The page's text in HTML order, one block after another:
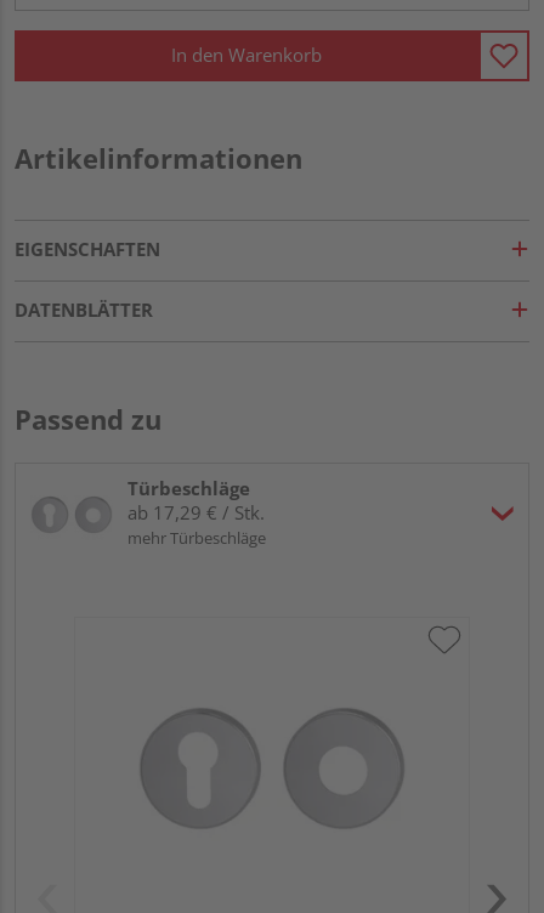
In den Warenkorb
Artikelinformationen
EIGENSCHAFTEN
DATENBLÄTTER
Passend zu
Türbeschläge
ab 17,29 € / Stk.
mehr Türbeschläge